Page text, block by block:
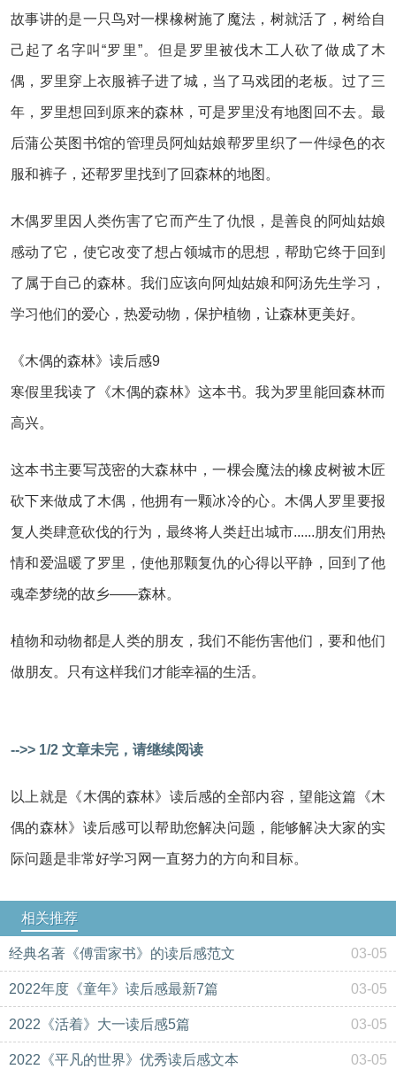
故事讲的是一只鸟对一棵橡树施了魔法，树就活了，树给自
己起了名字叫“罗里”。但是罗里被伐木工人砍了做成了木
偶，罗里穿上衣服裤子进了城，当了马戏团的老板。过了三
年，罗里想回到原来的森林，可是罗里没有地图回不去。最
后蒲公英图书馆的管理员阿灿姑娘帮罗里织了一件绿色的衣
服和裤子，还帮罗里找到了回森林的地图。
木偶罗里因人类伤害了它而产生了仇恨，是善良的阿灿姑娘
感动了它，使它改变了想占领城市的思想，帮助它终于回到
了属于自己的森林。我们应该向阿灿姑娘和阿汤先生学习，
学习他们的爱心，热爱动物，保护植物，让森林更美好。
《木偶的森林》读后感9
寒假里我读了《木偶的森林》这本书。我为罗里能回森林而
高兴。
这本书主要写茂密的大森林中，一棵会魔法的橡皮树被木匠
砍下来做成了木偶，他拥有一颗冰冷的心。木偶人罗里要报
复人类肆意砍伐的行为，最终将人类赶出城市......朋友们用热
情和爱温暖了罗里，使他那颗复仇的心得以平静，回到了他
魂牵梦绕的故乡——森林。
植物和动物都是人类的朋友，我们不能伤害他们，要和他们
做朋友。只有这样我们才能幸福的生活。
-->> 1/2 文章未完，请继续阅读
以上就是《木偶的森林》读后感的全部内容，望能这篇《木
偶的森林》读后感可以帮助您解决问题，能够解决大家的实
际问题是非常好学习网一直努力的方向和目标。
相关推荐
经典名著《傅雷家书》的读后感范文 03-05
2022年度《童年》读后感最新7篇 03-05
2022《活着》大一读后感5篇 03-05
2022《平凡的世界》优秀读后感文本 03-05